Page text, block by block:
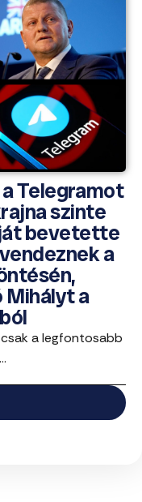
Telegramot
szinte
bevetette
a
a
a legfontosabb